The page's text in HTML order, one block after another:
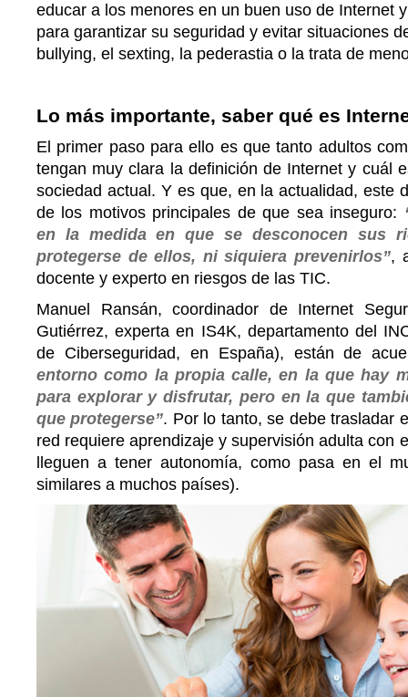
educar a los menores en un buen uso de Internet
para garantizar su seguridad y evitar situaciones
bullying, el sexting, la pederastia o la trata de
Lo más importante, saber qué es
El primer paso para ello es que tanto adultos
tengan muy clara la definición de Internet y cuál
sociedad actual. Y es que, en la actualidad, este
de los motivos principales de que sea inseguro:
en la medida en que se desconocen sus
protegerse de ellos, ni siquiera prevenirlos”,
docente y experto en riesgos de las TIC.
Manuel Ransán, coordinador de Internet
Gutiérrez, experta en IS4K, departamento del
de Ciberseguridad, en España), están de
entorno como la propia calle, en la que hay
para explorar y disfrutar, pero en la que
que protegerse”. Por lo tanto, se debe trasladar
red requiere aprendizaje y supervisión adulta con
lleguen a tener autonomía, como pasa en el
similares a muchos países).